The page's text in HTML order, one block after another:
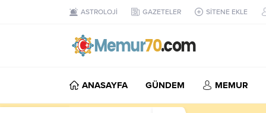
ASTROLOJİ GAZETELER SİTENE EKLE
ANASAYFA GÜNDEM MEMUR